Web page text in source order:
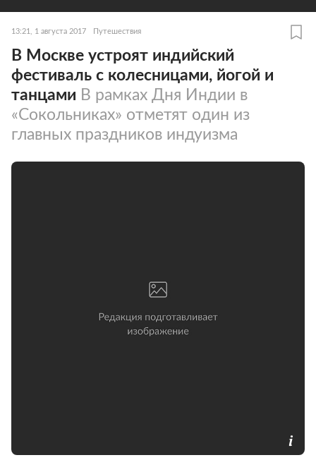
13:21, 1 августа 2017 Путешествия
В Москве устроят индийский
фестиваль с колесницами, йогой и
танцами В рамках Дня Индии в
«Сокольниках» отметят один из
главных праздников индуизма